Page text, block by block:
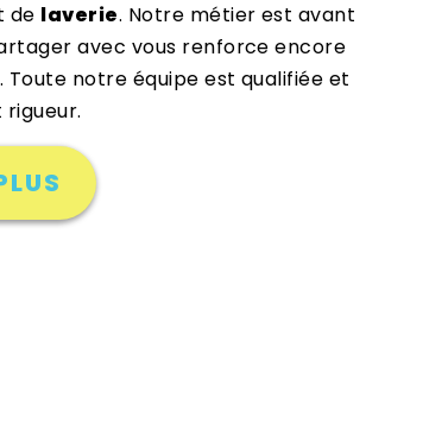
de laverie. Notre métier est avant
avec vous renforce encore
Toute notre équipe est qualifiée et